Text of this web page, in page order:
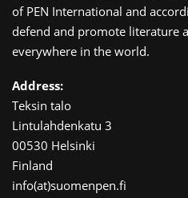
of PEN International and
defend and promote literature
everywhere in the world.
Address:
Teksin talo
Lintulahdenkatu 3
00530 Helsinki
Finland
info(at)suomenpen.fi